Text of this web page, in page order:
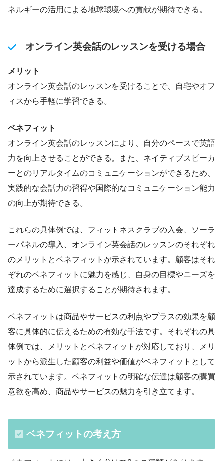
ネルギーの活用による地球環境への貢献が期待できる。
オンライン英会話のレッスンを受ける場合
メリット
オンライン英会話のレッスンを受けることで、自宅やオフ
ィスから手軽に学習できる。
ベネフィット
オンライン英会話のレッスンにより、自分のペースで英語
力を向上させることができる。また、ネイティブスピーカ
ーとのリアルタイムのコミュニケーションができるため、
実践的な会話力の習得や国際的なコミュニケーション能力
の向上が期待できる。
これらの具体例では、フィットネスクラブの入会、ソーラ
ーパネルの導入、オンライン英会話のレッスンのそれぞれ
のメリットとベネフィットが示されています。顧客はそれ
ぞれのベネフィットに魅力を感じ、自身の目標やニーズを
達成するために選択することが期待されます。
ベネフィットは商品やサービスの利点やプラスの効果を顧
客に具体的に伝えるための有効な手法です。それぞれの具
体例では、メリットとベネフィットが対応しており、メリ
ットから派生した顧客の利益や価値がベネフィットとして
示されています。ベネフィットの明確な伝達は顧客の購買
意欲を高め、商品やサービスの魅力を引き立てます。
ベネフィットの考え方